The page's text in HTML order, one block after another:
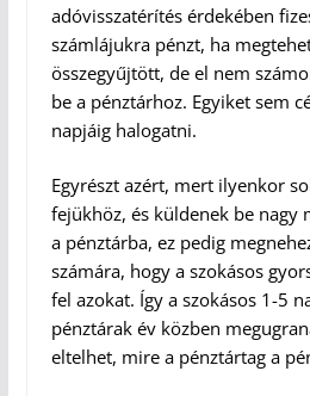
adóvisszatérítés érdekében
számlájukra pénzt, ha
összegyűjtött, de el nem
be a pénztárhoz. Egyiket sem
napjáig halogatni.
Egyrészt azért, mert ilyenkor
fejükhöz, és küldenek be nagy
a pénztárba, ez pedig
számára, hogy a szokásos
fel azokat. Így a szokásos 1-5
pénztárak év közben
eltelhet, mire a pénztártag a